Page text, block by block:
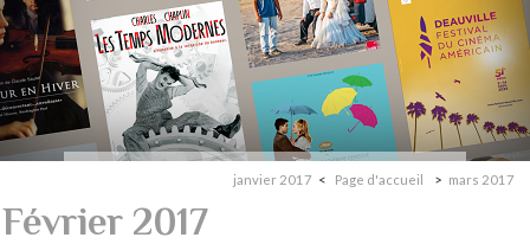
janvier 2017 Page d'accueil mars 2017
Février 2017